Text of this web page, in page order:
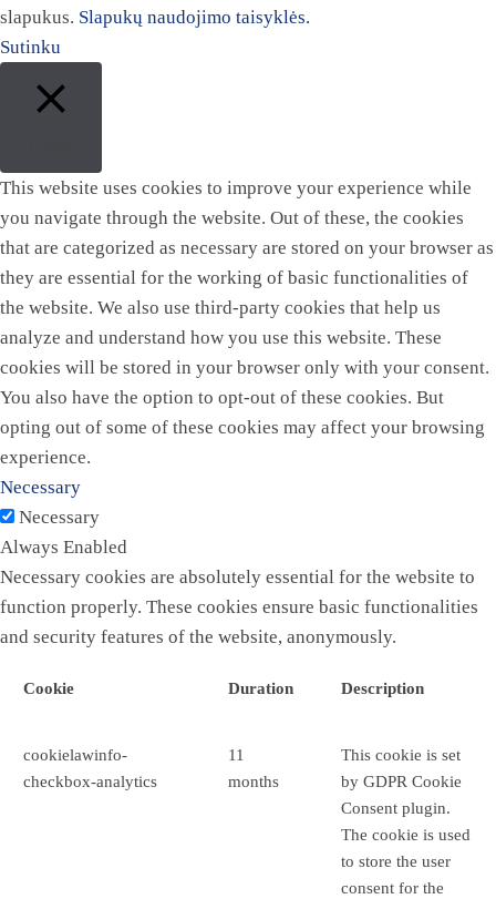
slapukus. Slapukų naudojimo taisyklės.
Sutinku
This website uses cookies to improve your experience while
you navigate through the website. Out of these, the cookies
that are categorized as necessary are stored on your browser as
they are essential for the working of basic functionalities of
the website. We also use third-party cookies that help us
analyze and understand how you use this website. These
cookies will be stored in your browser only with your consent.
You also have the option to opt-out of these cookies. But
opting out of some of these cookies may affect your browsing
experience.
Necessary
Necessary
Always Enabled
Necessary cookies are absolutely essential for the website to
function properly. These cookies ensure basic functionalities
and security features of the website, anonymously.
Cookie Duration Description
cookielawinfo-
checkbox-analytics
11
months
This cookie is set
by GDPR Cookie
Consent plugin.
The cookie is used
to store the user
consent for the